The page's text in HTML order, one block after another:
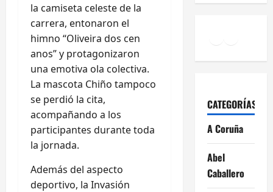
la camiseta celeste de la
carrera, entonaron el
himno “Oliveira dos cen
anos” y protagonizaron
una emotiva ola colectiva.
La mascota Chiño tampoco
se perdió la cita,
acompañando a los
participantes durante toda
la jornada.
Además del aspecto
deportivo, la Invasión
CATEGORÍAS
A Coruña
Abel
Caballero